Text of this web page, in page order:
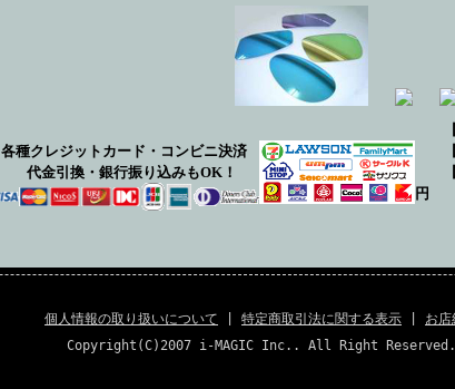
各種クレジットカード・コンビニ決済
代金引換・銀行振り込みもOK！
【
円
個人情報の取り扱いについて 特定商取引法に関する表示
お店
Copyright(C)2007 i-MAGIC Inc.. All Right Reserved.